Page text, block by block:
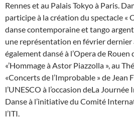
Rennes et au Palais Tokyo à Paris.
participe à la création du spectacle «
danse contemporaine et tango
une représentation en février dernier
également dansé à l’Opera de Rouen
«’Hommage à Astor Piazzolla », au
«Concerts de l’Improbable » de Jean
l’UNESCO à l’occasion deLa
Danse à l’initiative du Comité
l’ITI.